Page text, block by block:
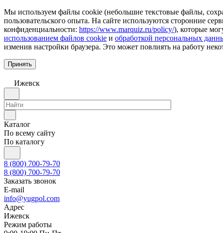
Мы используем файлы cookie (небольшие текстовые файлы,
пользовательского опыта. На сайте используются сторонние
конфиденциальности: https://www.marquiz.ru/policy/), которые
использованием файлов cookie и обработкой персональных
изменив настройки браузера. Это может повлиять на работу
Принять
Ижевск
Каталог
По всему сайту
По каталогу
8 (800) 700-79-70
8 (800) 700-79-70
Заказать звонок
E-mail
info@yugpol.com
Адрес
Ижевск
Режим работы